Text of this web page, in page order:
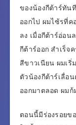
ของน้องกีต้าร์ทัน
ออกไป ผมไซ้รที่ค
ลง เมื่อกีต้าร์อ่อน
กีต้าร์ออก สำเร็จ
สีขาวเนียน ผมเริ่
ตัวน้องกีต้าร์เลื่อ
ออกมาตลอด ผมก้
ตอนนี้มีร่องรอยข